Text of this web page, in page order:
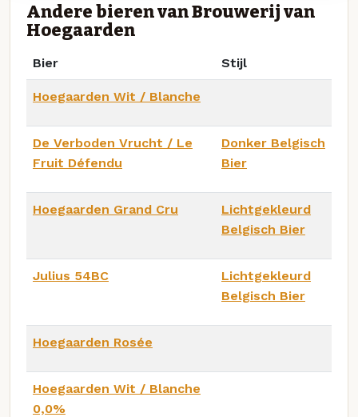
Andere bieren van Brouwerij van
Hoegaarden
Bier Stijl
Hoegaarden Wit / Blanche
De Verboden Vrucht / Le
Fruit Défendu
Donker Belgisch
Bier
Hoegaarden Grand Cru
Lichtgekleurd
Belgisch Bier
Julius 54BC
Lichtgekleurd
Belgisch Bier
Hoegaarden Rosée
Hoegaarden Wit / Blanche
0,0%